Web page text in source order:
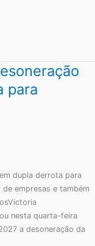
para
dupla derrota para
empresas e também
nesta quarta-feira
a desoneração da